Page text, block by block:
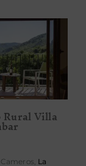
Rural
Rural Villa
La